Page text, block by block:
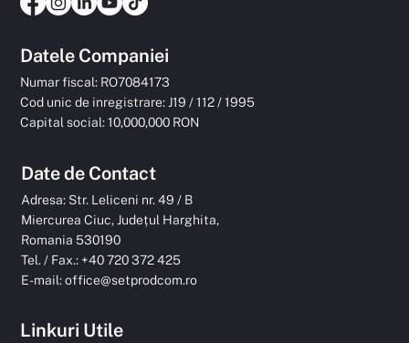
Datele Companiei
Numar fiscal: RO7084173
Cod unic de inregistrare: J19 / 112 / 1995
Capital social: 10,000,000 RON
Date de Contact
Adresa: Str. Leliceni nr. 49 / B
Miercurea Ciuc, Județul Harghita,
Romania 530190
Tel. / Fax.: +40 720 372 425
E-mail:office@setprodcom.ro
Linkuri Utile